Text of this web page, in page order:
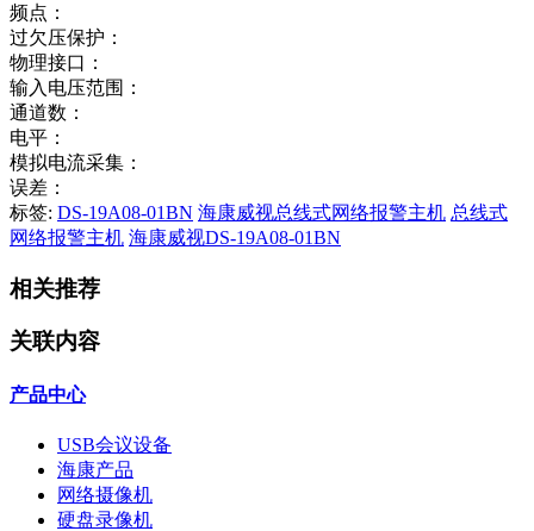
频点：
过欠压保护：
物理接口：
输入电压范围：
通道数：
电平：
模拟电流采集：
误差：
标签: DS-19A08-01BN 海康威视总线式网络报警主机 总线式
网络报警主机 海康威视DS-19A08-01BN
相关推荐
关联内容
产品中心
USB会议设备
海康产品
网络摄像机
硬盘录像机